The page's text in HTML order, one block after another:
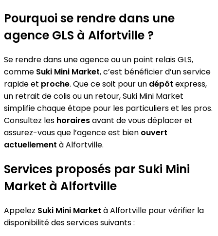
Pourquoi se rendre dans une
agence GLS à Alfortville ?
Se rendre dans une agence ou un point relais GLS,
comme Suki Mini Market, c’est bénéficier d’un service
rapide et proche. Que ce soit pour un dépôt express,
un retrait de colis ou un retour, Suki Mini Market
simplifie chaque étape pour les particuliers et les pros.
Consultez les horairesavant de vous déplacer et
assurez-vous que l’agence est bien ouvert
actuellement à Alfortville.
Services proposés par Suki Mini
Market à Alfortville
Appelez Suki Mini Market à Alfortville pour vérifier la
disponibilité des services suivants :